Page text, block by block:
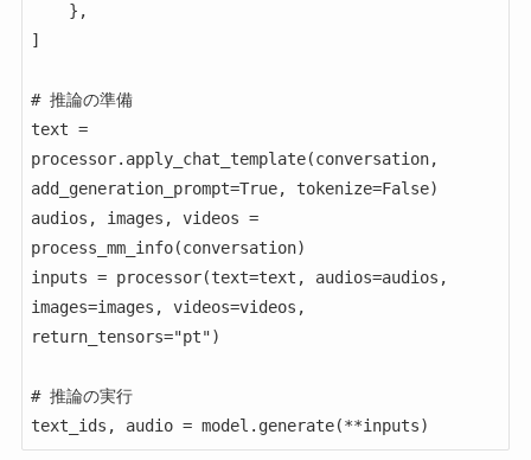
]
# 推論の準備
text =
processor.apply_chat_template(conversation,
add_generation_prompt=True, tokenize=False)
audios, images, videos =
process_mm_info(conversation)
inputs = processor(text=text, audios=audios,
images=images, videos=videos,
return_tensors="pt")
# 推論の実行